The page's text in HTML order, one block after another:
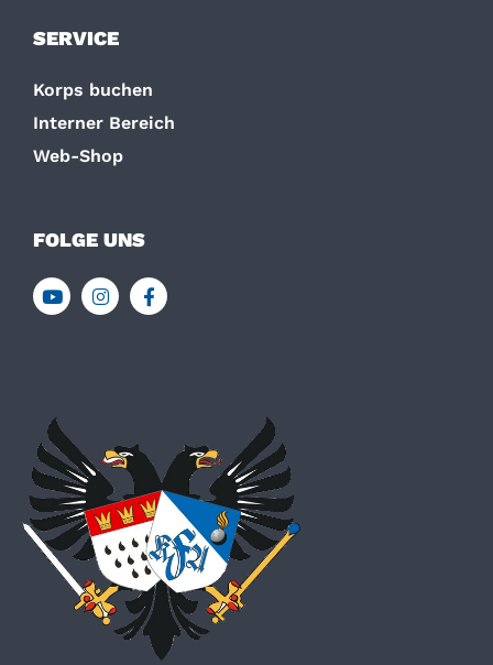
SERVICE
Korps buchen
Interner Bereich
Web-Shop
FOLGE UNS